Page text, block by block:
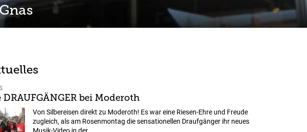
DRAUFGÄNGER bei Moderoth
Von Silbereisen direkt zu Moderoth! Es war eine Riesen-Ehre und Freude
zugleich, als am Rosenmontag die sensationellen Draufgänger ihr neues